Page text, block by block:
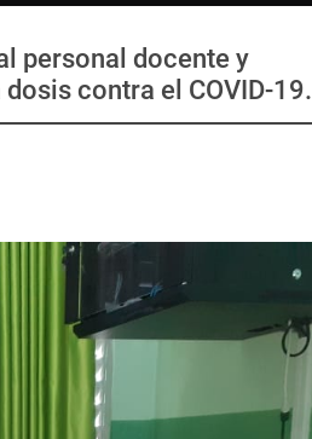
personal docente y
contra el COVID-19.